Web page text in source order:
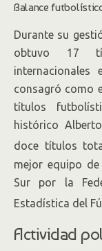
Balance
Durante su
obtuvo 17
consagró como
títulos
histórico
doce títulos
mejor equipo
Sur por la
Estadística del
Actividad